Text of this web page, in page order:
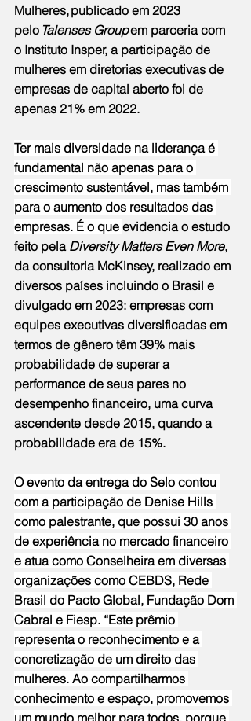
Mulheres, publicado em 2023
pelo Talenses Group em parceria com
o Instituto Insper, a participação de
mulheres em diretorias executivas de
empresas de capital aberto foi de
apenas 21% em 2022.
Ter mais diversidade na liderança é
fundamental não apenas para o
crescimento sustentável, mas também
para o aumento dos resultados das
empresas. É o que evidencia o estudo
feito pela Diversity Matters Even More,
da consultoria McKinsey, realizado em
diversos países incluindo o Brasil e
divulgado em 2023: empresas com
equipes executivas diversificadas em
termos de gênero têm 39% mais
probabilidade de superar a
performance de seus pares no
desempenho financeiro, uma curva
ascendente desde 2015, quando a
probabilidade era de 15%.
O evento da entrega do Selo contou
com a participação de Denise Hills
como palestrante, que possui 30 anos
de experiência no mercado financeiro
e atua como Conselheira em diversas
organizações como CEBDS, Rede
Brasil do Pacto Global, Fundação Dom
Cabral e Fiesp. “Este prêmio
representa o reconhecimento e a
concretização de um direito das
mulheres. Ao compartilharmos
conhecimento e espaço, promovemos